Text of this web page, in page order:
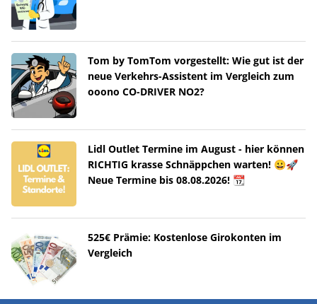
Tom by TomTom vorgestellt: Wie gut ist der
neue Verkehrs-Assistent im Vergleich zum
ooono CO-DRIVER NO2?
Lidl Outlet Termine im August - hier können
RICHTIG krasse Schnäppchen warten! 😀🚀
Neue Termine bis 08.08.2026! 📆
525€ Prämie: Kostenlose Girokonten im
Vergleich